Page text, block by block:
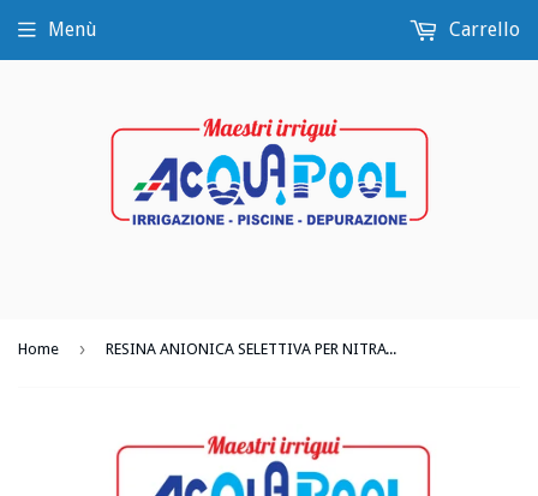
Menù Carrello
Home › RESINA ANIONICA SELETTIVA PER NITRATI 25L